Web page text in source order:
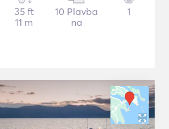
35 ft
11 m
10 Plavba
na
1